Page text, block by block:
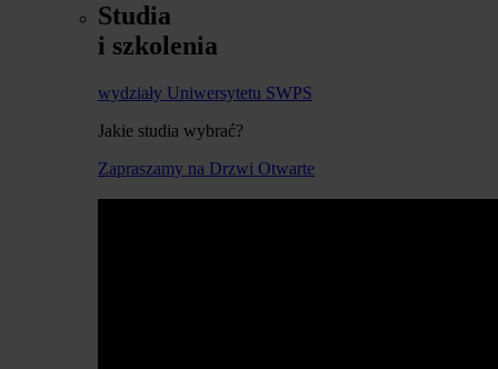
Studia
i szkolenia
wydziały Uniwersytetu SWPS
Jakie studia wybrać?
Zapraszamy na Drzwi Otwarte